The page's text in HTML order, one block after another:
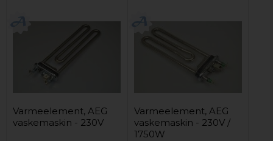
Varmeelement, AEG
vaskemaskin - 230V
Varmeelement, AEG
vaskemaskin - 230V /
1750W